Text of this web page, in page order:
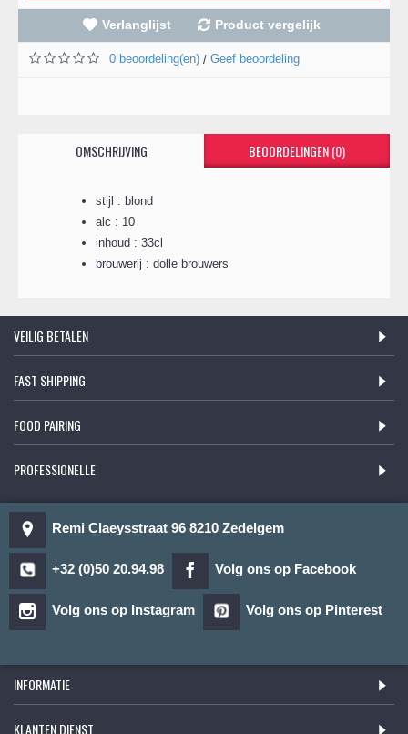
Verlanglijst Product vergelijk
0 beoordeling(en) / Geef beoordeling
OMSCHRIJVING BEOORDELINGEN (0)
stijl : blond
alc : 10
inhoud : 33cl
brouwerij : dolle brouwers
VEILIG BETALEN
FAST SHIPPING
FOOD PAIRING
PROFESSIONELLE
Remi Claeysstraat 96 8210 Zedelgem
+32 (0)50 20.94.98 Volg ons op Facebook
Volg ons op Instagram Volg ons op Pinterest
INFORMATIE
KLANTEN DIENST